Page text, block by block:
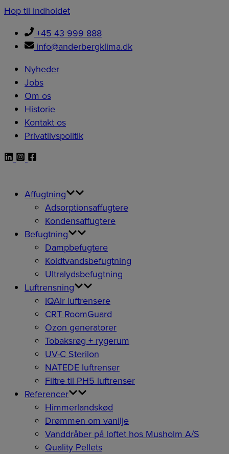
Hop til indholdet
+45 43 999 888
info@anderbergklima.dk
Nyheder
Jobs
Om os
Historie
Kontakt os
Privatlivspolitik
Affugtning
Adsorptionsaffugtere
Kondensaffugtere
Befugtning
Dampbefugtere
Koldtvandsbefugtning
Ultralydsbefugtning
Luftrensning
IQAir luftrensere
CRT RoomGuard
Ozon generatorer
Tobaksrøg + rygerum
UV-C Sterilon
NATEDE luftrenser
Filtre til PH5 luftrenser
Referencer
Himmerlandskød
Drømmen om vanilje
Vanddråber på loftet hos Musholm A/S
Quality Pellets